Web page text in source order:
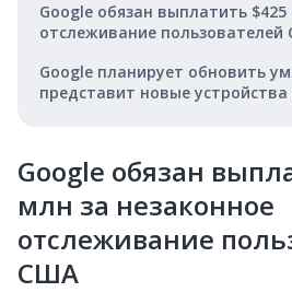
Google обязан выплатить
отслеживание
Google планирует обновить
представит новые устройства
Google обязан
млн за незаконное
отслеживание
США